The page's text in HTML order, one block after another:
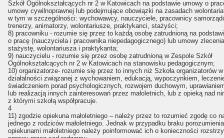
Szkół Ogólnokształcących nr 2 w Katowicach na podstawie umowy o
umowy cywilnoprawnej lub podejmujące obowiązki na zasadach
w tym w szczególności: wychowawcy, nauczyciele, pracownicy
trenerzy, animatorzy, wolontariusze, praktykanci, stażyści;
8) pracowniku - rozumie się przez to każdą osobę zatrudnioną na
o pracę (nauczyciela i pracownika niepedagogicznego) lub umowy
stażystę, wolontariusza i praktykanta;
9) nauczycielu - rozumie się przez osobę zatrudnioną w Zespole Szkół
Ogólnokształcących nr 2 w Katowicach na stanowisku pedagogicznym;
10) organizatorze- rozumie się przez to innych niż Szkoła organizatorów
działalności związanej z wychowaniem, edukacją, wypoczynkiem,
świadczeniem porad psychologicznych, rozwojem duchowym,
lub realizacją innych zainteresowań przez małoletnich, lub z opieką nad
z którymi szkołą współpracuje.
4
11) zgodzie opiekuna małoletniego – należy przez to rozumieć zgodę co
jednego z rodziców małoletniego. Jednak w przypadku braku
opiekunami małoletniego należy poinformować ich o konieczności